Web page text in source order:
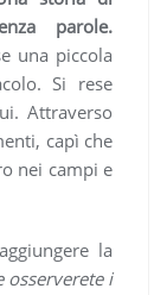
parole.
una piccola
Si rese
Attraverso
capì che
nei campi e
la
osserverete i